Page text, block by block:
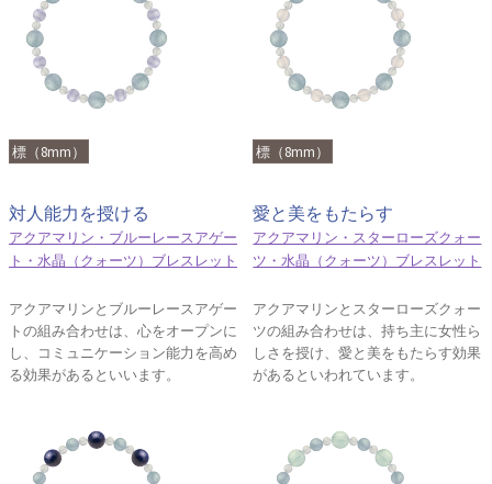
標（8mm）
対人能力を授ける
アクアマリン・ブルーレースアゲー
ト・水晶（クォーツ）ブレスレット
アクアマリンとブルーレースアゲー
トの組み合わせは、心をオープンに
し、コミュニケーション能力を高め
る効果があるといいます。
標（8mm）
愛と美をもたらす
アクアマリン・スターローズクォー
ツ・水晶（クォーツ）ブレスレット
アクアマリンとスターローズクォー
ツの組み合わせは、持ち主に女性ら
しさを授け、愛と美をもたらす効果
があるといわれています。